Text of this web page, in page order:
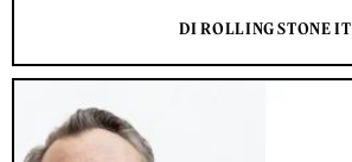
DI ROLLING STONE IT